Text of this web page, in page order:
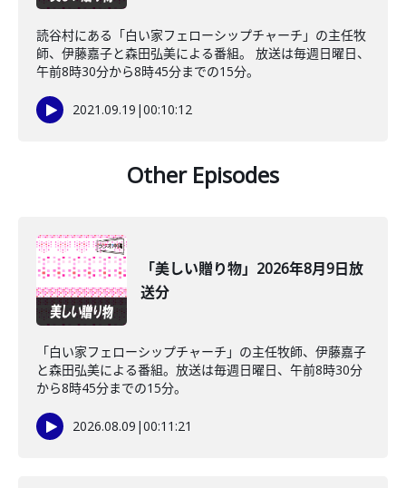
読谷村にある「白い家フェローシップチャーチ」の主任牧
師、伊藤嘉子と森田弘美による番組。 放送は毎週日曜日、
午前8時30分から8時45分までの15分。
2021.09.19 |00:10:12
Other Episodes
「美しい贈り物」2026年8月9日放
送分
「白い家フェローシップチャーチ」の主任牧師、伊藤嘉子
と森田弘美による番組。放送は毎週日曜日、午前8時30分
から8時45分までの15分。
2026.08.09 |00:11:21